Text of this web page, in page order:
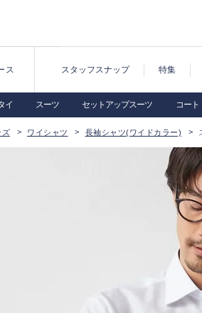
ス スタッフスナップ 特集
イ スーツ セットアップスーツ コート
ズ ワイシャツ 長袖シャツ(ワイドカラー)